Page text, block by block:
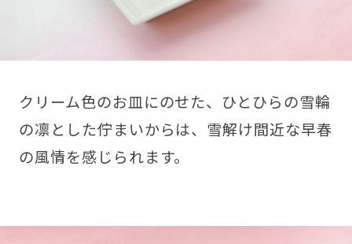
クリーム色のお皿にのせた、ひとひらの雪輪
の凛とした佇まいからは、雪解け間近な早春
の風情を感じられます。